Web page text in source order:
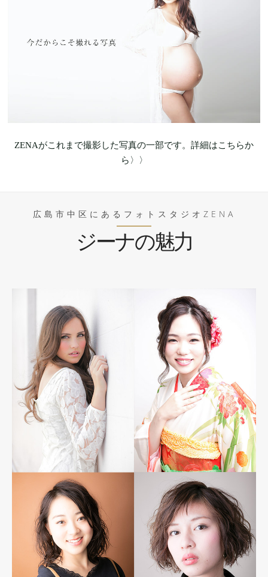
ZENAがこれまで撮影した写真の一部です。詳細はこちらか
ら〉〉
広島市中区にあるフォトスタジオZENA
ジーナの魅力